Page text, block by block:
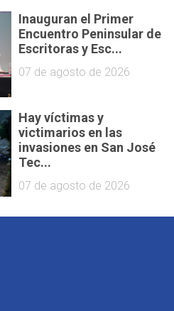
Inauguran el Primer
Encuentro Peninsular de
Escritoras y Esc...
07 de agosto de 2026
Hay víctimas y
victimarios en las
invasiones en San José
Tec...
07 de agosto de 2026